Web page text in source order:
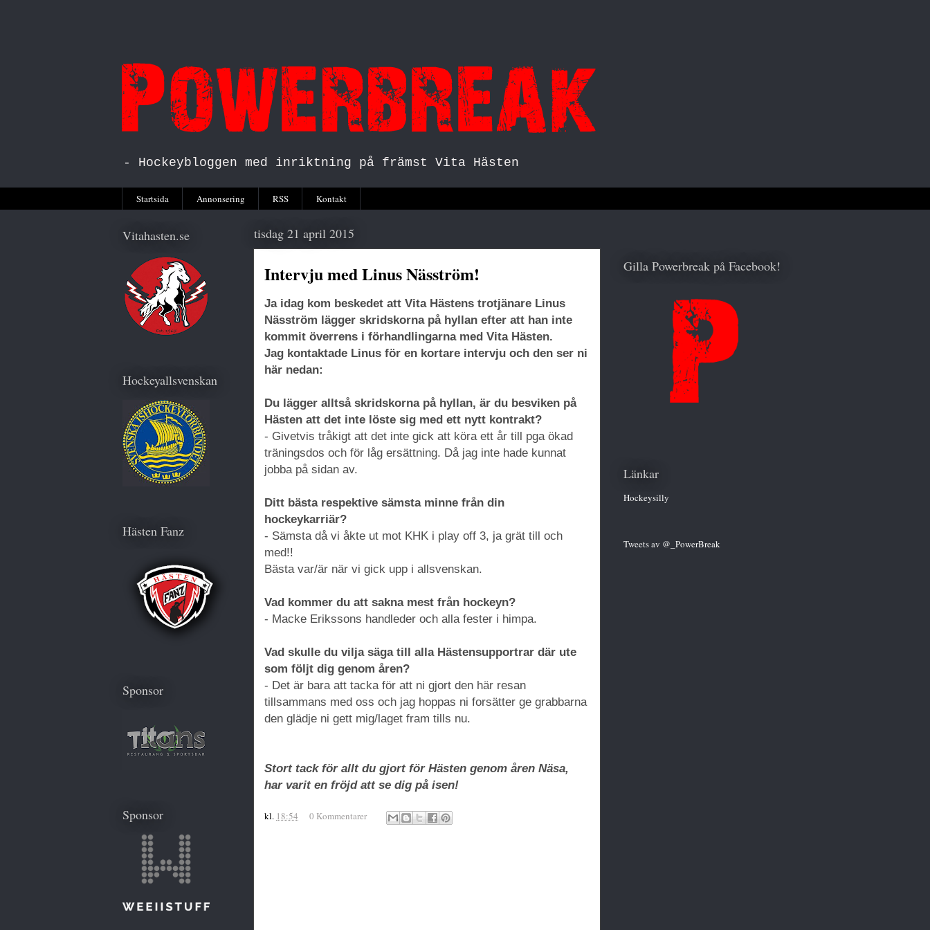
- Hockeybloggen med inriktning på främst Vita Hästen
Startsida Annonsering RSS Kontakt
tisdag 21 april 2015
Intervju med Linus Näsström!
Ja idag kom beskedet att Vita Hästens trotjänare Linus
Näsström lägger skridskorna på hyllan efter att han inte
kommit överrens i förhandlingarna med Vita Hästen.
Jag kontaktade Linus för en kortare intervju och den ser ni
här nedan:
Du lägger alltså skridskorna på hyllan, är du besviken på
Hästen att det inte löste sig med ett nytt kontrakt?
- Givetvis tråkigt att det inte gick att köra ett år till pga ökad
träningsdos och för låg ersättning. Då jag inte hade kunnat
jobba på sidan av.
Ditt bästa respektive sämsta minne från din
hockeykarriär?
- Sämsta då vi åkte ut mot KHK i play off 3, ja grät till och
med!!
Bästa var/är när vi gick upp i allsvenskan.
Vad kommer du att sakna mest från hockeyn?
- Macke Erikssons handleder och alla fester i himpa.
Vad skulle du vilja säga till alla Hästensupportrar där ute
som följt dig genom åren?
- Det är bara att tacka för att ni gjort den här resan
tillsammans med oss och jag hoppas ni forsätter ge grabbarna
den glädje ni gett mig/laget fram tills nu.
Stort tack för allt du gjort för Hästen genom åren Näsa,
har varit en fröjd att se dig på isen!
kl. 18:54 0 Kommentarer
Vitahasten.se
Hockeyallsvenskan
Hästen Fanz
Sponsor
Sponsor
Gilla Powerbreak på Facebook!
Länkar
Hockeysilly
Tweets av @_PowerBreak